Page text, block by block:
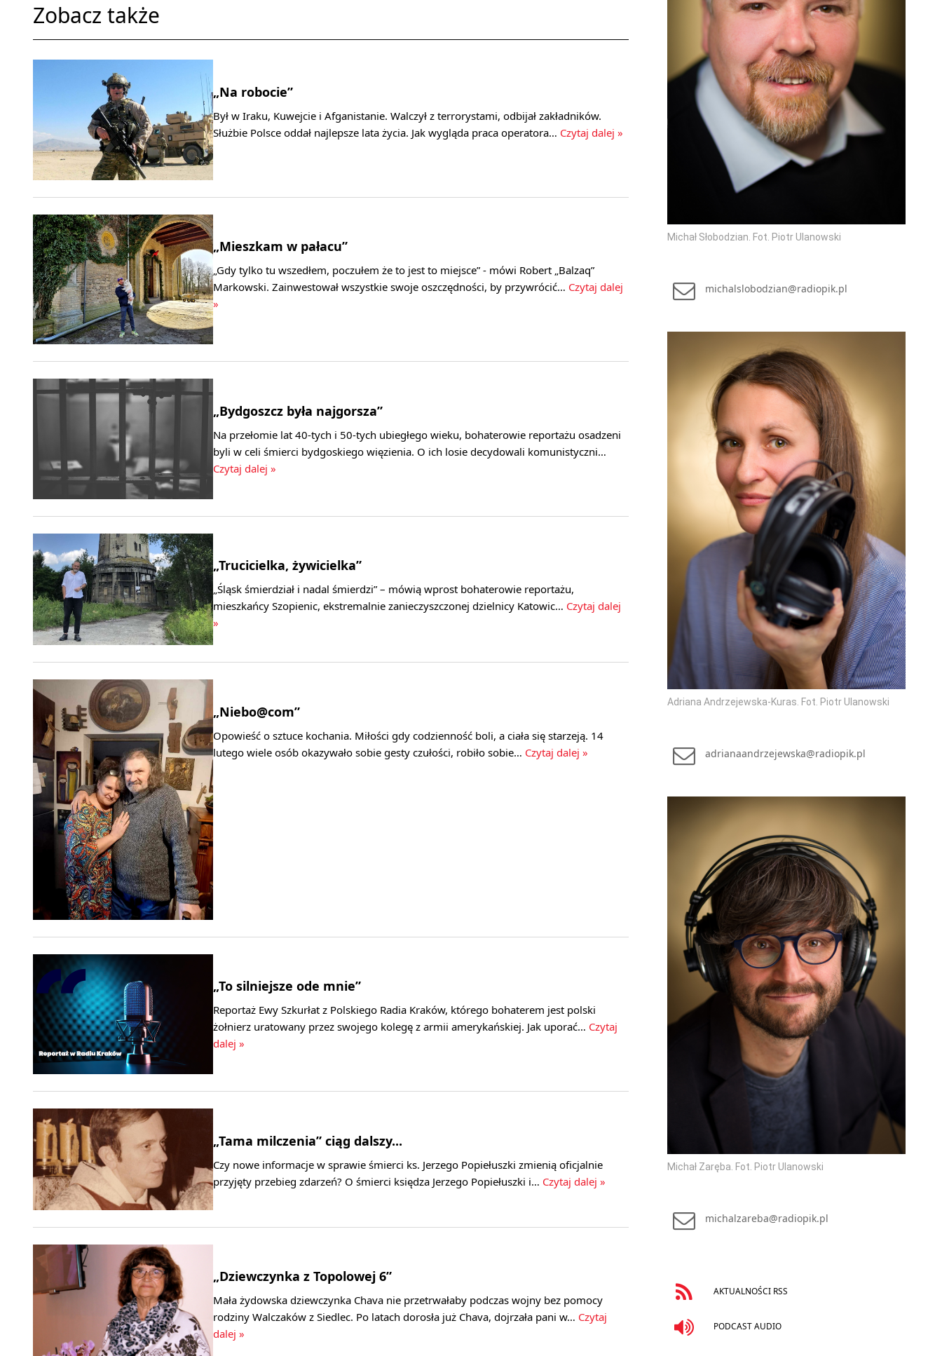
Zobacz także
„Na robocie”
Był w Iraku, Kuwejcie i Afganistanie. Walczył z terrorystami, odbijał zakładników.
Służbie Polsce oddał najlepsze lata życia. Jak wygląda praca operatora… Czytaj dalej »
„Mieszkam w pałacu”
„Gdy tylko tu wszedłem, poczułem że to jest to miejsce” - mówi Robert „Balzaq”
Markowski. Zainwestował wszystkie swoje oszczędności, by przywrócić… Czytaj dalej
»
„Bydgoszcz była najgorsza”
Na przełomie lat 40-tych i 50-tych ubiegłego wieku, bohaterowie reportażu osadzeni
byli w celi śmierci bydgoskiego więzienia. O ich losie decydowali komunistyczni…
Czytaj dalej »
„Trucicielka, żywicielka”
„Śląsk śmierdział i nadal śmierdzi” – mówią wprost bohaterowie reportażu,
mieszkańcy Szopienic, ekstremalnie zanieczyszczonej dzielnicy Katowic… Czytaj dalej
»
„Niebo@com”
Opowieść o sztuce kochania. Miłości gdy codzienność boli, a ciała się starzeją. 14
lutego wiele osób okazywało sobie gesty czułości, robiło sobie… Czytaj dalej »
„To silniejsze ode mnie”
Reportaż Ewy Szkurłat z Polskiego Radia Kraków, którego bohaterem jest polski
żołnierz uratowany przez swojego kolegę z armii amerykańskiej. Jak uporać… Czytaj
dalej »
„Tama milczenia” ciąg dalszy...
Czy nowe informacje w sprawie śmierci ks. Jerzego Popiełuszki zmienią oficjalnie
przyjęty przebieg zdarzeń? O śmierci księdza Jerzego Popiełuszki i… Czytaj dalej »
„Dziewczynka z Topolowej 6”
Mała żydowska dziewczynka Chava nie przetrwałaby podczas wojny bez pomocy
rodziny Walczaków z Siedlec. Po latach dorosła już Chava, dojrzała pani w… Czytaj
dalej »
Michał Słobodzian. Fot. Piotr Ulanowski
michalslobodzian@radiopik.pl
Adriana Andrzejewska-Kuras. Fot. Piotr Ulanowski
adrianaandrzejewska@radiopik.pl
Michał Zaręba. Fot. Piotr Ulanowski
michalzareba@radiopik.pl
AKTUALNOŚCI RSS
PODCAST AUDIO